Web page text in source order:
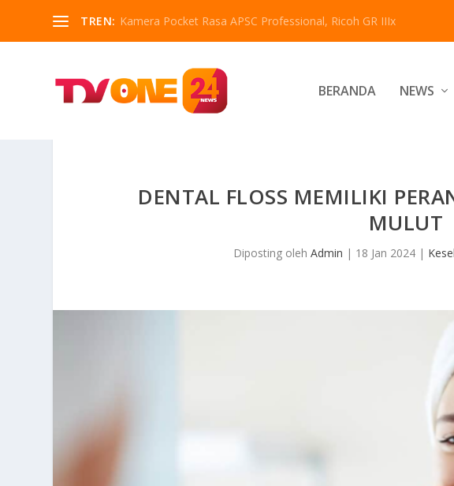
TREN: Kamera Pocket Rasa APSC Professional, Ricoh GR IIIx
BERANDA NEWS
DENTAL FLOSS MEMILIKI
MULUT
Diposting oleh Admin | 18 Jan 2024|